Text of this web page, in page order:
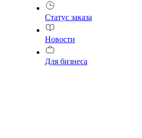
Статус заказа
Новости
Для бизнеса